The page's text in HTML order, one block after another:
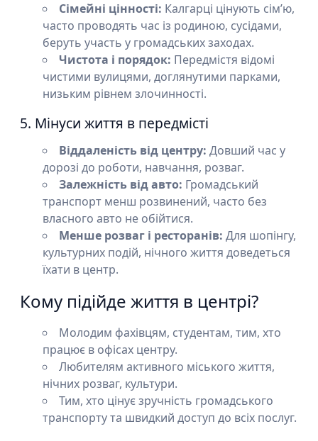
Сімейні цінності: Калгарці цінують сім’ю,
часто проводять час із родиною, сусідами,
беруть участь у громадських заходах.
Чистота і порядок: Передмістя відомі
чистими вулицями, доглянутими парками,
низьким рівнем злочинності.
5. Мінуси життя в передмісті
Віддаленість від центру: Довший час у
дорозі до роботи, навчання, розваг.
Залежність від авто: Громадський
транспорт менш розвинений, часто без
власного авто не обійтися.
Менше розваг і ресторанів: Для шопінгу,
культурних подій, нічного життя доведеться
їхати в центр.
Кому підійде життя в центрі?
Молодим фахівцям, студентам, тим, хто
працює в офісах центру.
Любителям активного міського життя,
нічних розваг, культури.
Тим, хто цінує зручність громадського
транспорту та швидкий доступ до всіх послуг.